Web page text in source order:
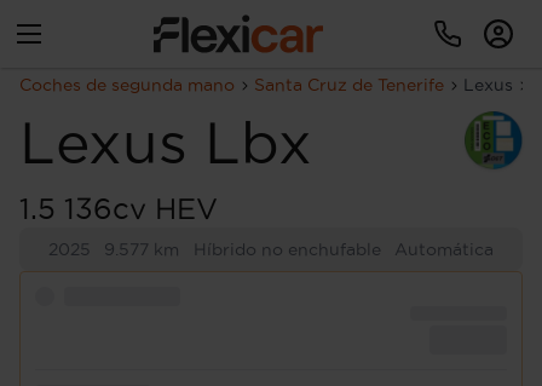
Coches de segunda mano Santa Cruz de Tenerife Lexus
Lexus Lbx
1.5 136cv HEV
2025 9.577 km Híbrido no enchufable Automática